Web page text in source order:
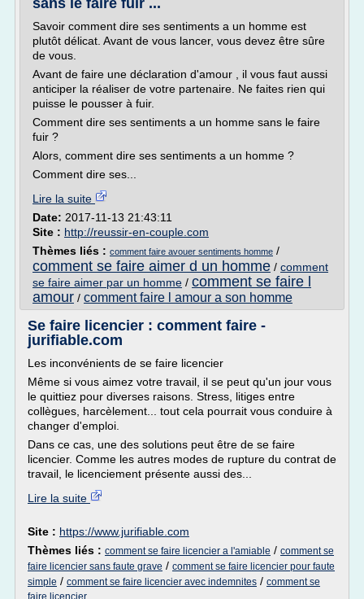
sans le faire fuir ...
Savoir comment dire ses sentiments a un homme est
plutôt délicat. Avant de vous lancer, vous devez être sûre
de vous.
Avant de faire une déclaration d'amour , il vous faut aussi
anticiper la réaliser de votre partenaire. Ne faites rien qui
puisse le pousser à fuir.
Comment dire ses sentiments a un homme sans le faire
fuir ?
Alors, comment dire ses sentiments a un homme ?
Comment dire ses...
Lire la suite
Date: 2017-11-13 21:43:11
Site : http://reussir-en-couple.com
Thèmes liés : comment faire avouer sentiments homme /
comment se faire aimer d un homme / comment
se faire aimer par un homme / comment se faire l
amour / comment faire l amour a son homme
Se faire licencier : comment faire -
jurifiable.com
Les inconvénients de se faire licencier
Même si vous aimez votre travail, il se peut qu'un jour vous
le quittiez pour diverses raisons. Stress, litiges entre
collègues, harcèlement... tout cela pourrait vous conduire à
changer d'emploi.
Dans ce cas, une des solutions peut être de se faire
licencier. Comme les autres modes de rupture du contrat de
travail, le licenciement présente aussi des...
Lire la suite
Site : https://www.jurifiable.com
Thèmes liés : comment se faire licencier a l'amiable / comment se
faire licencier sans faute grave / comment se faire licencier pour faute
simple / comment se faire licencier avec indemnites / comment se
faire licencier